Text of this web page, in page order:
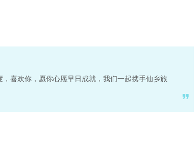
喜欢你，愿你心愿早日成就，我们一起携手仙乡旅